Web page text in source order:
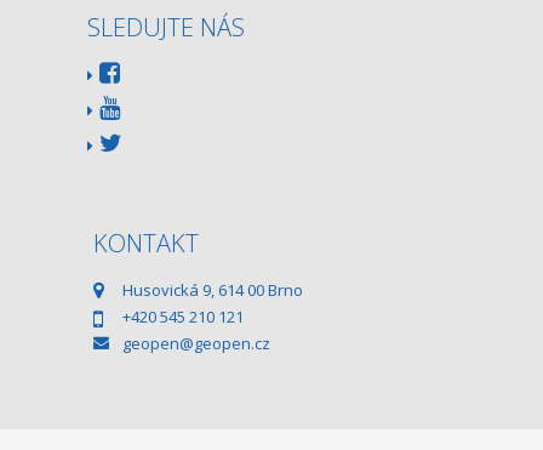
SLEDUJTE NÁS
KONTAKT
Husovická 9, 614 00 Brno
+420 545 210 121
geopen@geopen.cz